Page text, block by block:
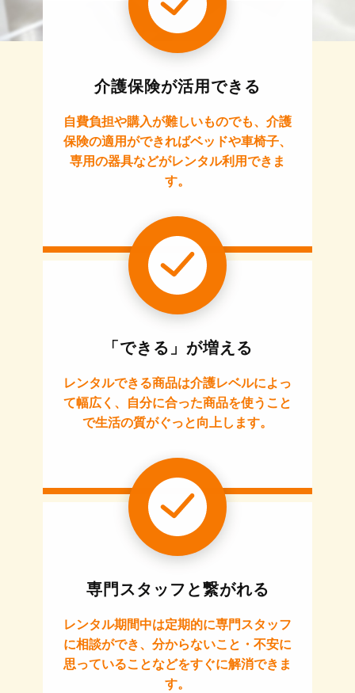
介護保険が活用できる
自費負担や購入が難しいものでも、介護
保険の適用ができればベッドや車椅子、
専用の器具などがレンタル利用できま
す。
「できる」が増える
レンタルできる商品は介護レベルによっ
て幅広く、自分に合った商品を使うこと
で生活の質がぐっと向上します。
専門スタッフと繋がれる
レンタル期間中は定期的に専門スタッフ
に相談ができ、分からないこと・不安に
思っていることなどをすぐに解消できま
す。